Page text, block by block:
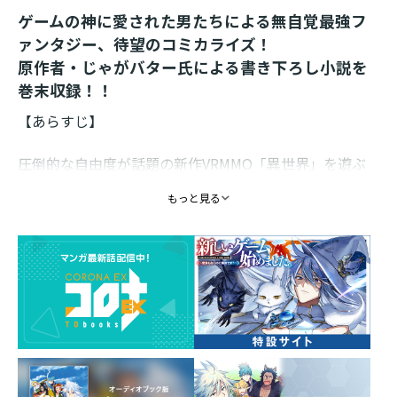
ゲームの神に愛された男たちによる無自覚最強フ
ァンタジー、待望のコミカライズ！
原作者・じゃがバター氏による書き下ろし小説を
巻末収録！！
【あらすじ】
圧倒的な自由度が話題の新作VRMMO「異世界」を遊ぶ
昔からのネトゲ仲間の友人たちと気ままに遊ぶつもり
その天性の幸運から、高ランクＮＰＣや召喚獣、
女神の祝福などの隠しクエストを次々攻略。
想定外の事態の連続に焦る運営側などお構いなしに、
ホムラは友人たちとわいわい冒険を続けながら、
レアスキルや称号をどんどん手に入れていく――。
もっと見る